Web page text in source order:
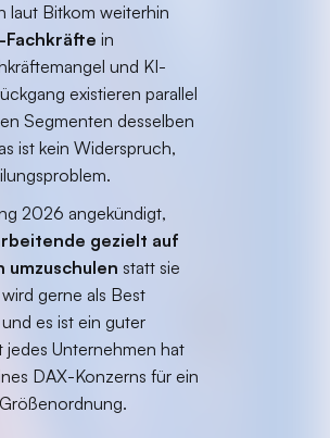
laut Bitkom weiterhin
in
und KI-
existieren parallel
Segmenten desselben
ist kein Widerspruch,
2026 angekündigt,
gezielt auf
umzuschulen statt sie
gerne als Best
es ist ein guter
jedes Unternehmen hat
DAX-Konzerns für ein